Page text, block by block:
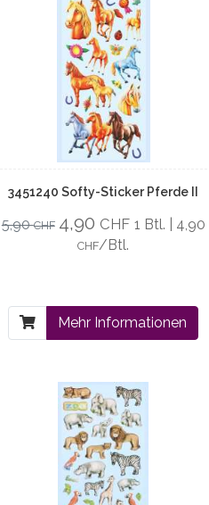
3451240 Softy-Sticker Pferde II
5,90CHF 4,90 CHF 1 Btl. | 4,90
CHF/Btl.
Mehr Informationen